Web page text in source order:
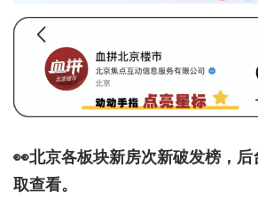
👀北京各板块新房次新破发榜，
取查看。